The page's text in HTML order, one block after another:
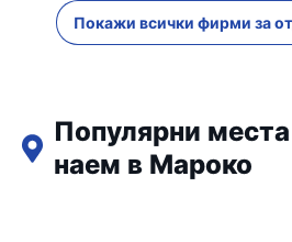
Покажи всички фирми за
Популярни
наем в Мароко